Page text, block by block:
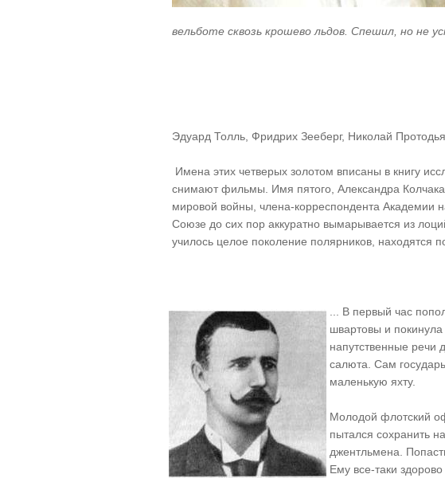
вельботе сквозь крошево льдов. Спешил, но не
Эдуард Толль, Фридрих Зееберг, Николай
Имена этих четверых золотом вписаны в книгу
снимают фильмы. Имя пятого, Александра
мировой войны, члена-корреспондента Академии
Союзе до сих пор аккуратно вымарывается из
училось целое поколение полярников, находятся
... В первый час
швартовы и покинула
напутственные
салюта. Сам
маленькую яхту.
Молодой флотский
пытался сохранить
джентльмена.
Ему все-таки